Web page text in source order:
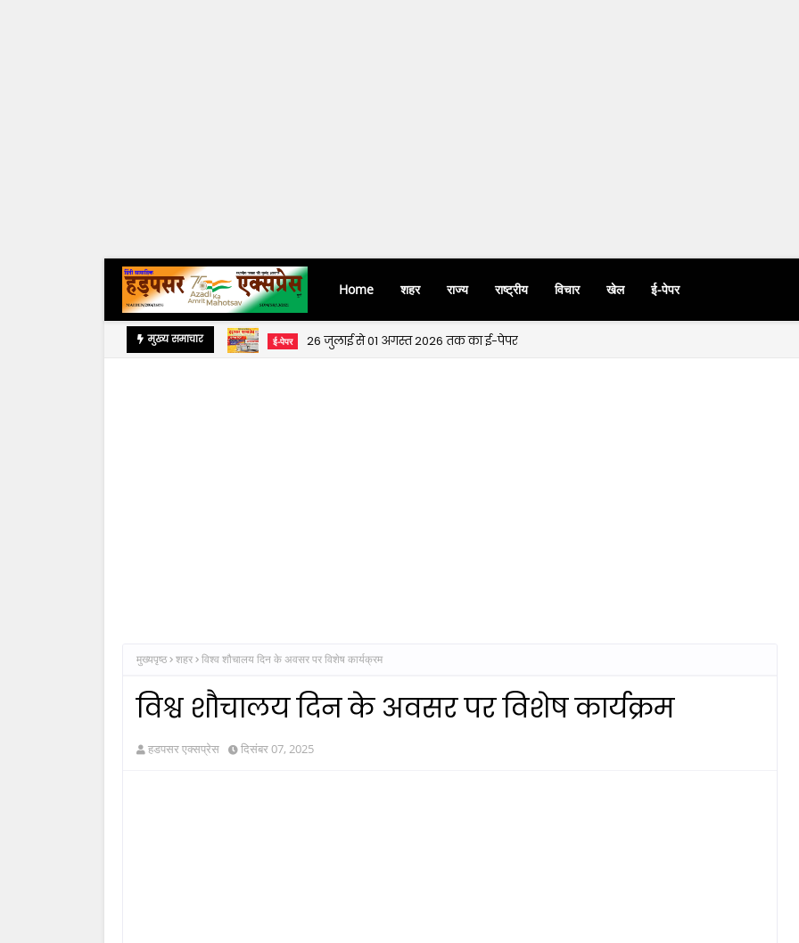
Home शहर राज्य राष्ट्रीय विचार खेल ई-पेपर
मुख्य समाचार ई-पेपर 26 जुलाई से 01 अगस्त 2026 तक का ई-पेपर
मुख्यपृष्ठ शहर विश्व शौचालय दिन के अवसर पर विशेष कार्यक्रम
विश्व शौचालय दिन के अवसर पर विशेष कार्यक्रम
हडपसर एक्सप्रेस दिसंबर 07, 2025